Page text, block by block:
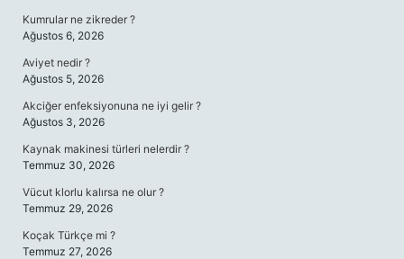
Kumrular ne zikreder ?
Ağustos 6, 2026
Aviyet nedir ?
Ağustos 5, 2026
Akciğer enfeksiyonuna ne iyi gelir ?
Ağustos 3, 2026
Kaynak makinesi türleri nelerdir ?
Temmuz 30, 2026
Vücut klorlu kalırsa ne olur ?
Temmuz 29, 2026
Koçak Türkçe mi ?
Temmuz 27, 2026